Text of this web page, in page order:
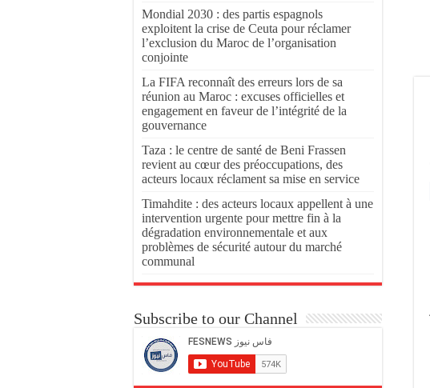
Mondial 2030 : des partis espagnols
exploitent la crise de Ceuta pour réclamer
l’exclusion du Maroc de l’organisation
conjointe
La FIFA reconnaît des erreurs lors de sa
réunion au Maroc : excuses officielles et
engagement en faveur de l’intégrité de la
gouvernance
Taza : le centre de santé de Beni Frassen
revient au cœur des préoccupations, des
acteurs locaux réclament sa mise en service
Timahdite : des acteurs locaux appellent à une
intervention urgente pour mettre fin à la
dégradation environnementale et aux
problèmes de sécurité autour du marché
communal
Subscribe to our Channel